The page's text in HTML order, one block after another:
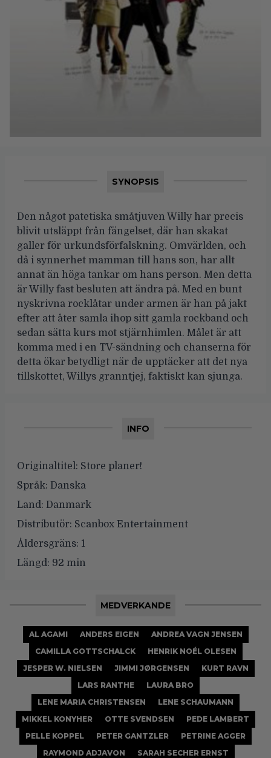
SYNOPSIS
Den något patetiska småtjuven Willy har precis
blivit utsläppt från fängelset, där han skakat
galler för urkundsförfalskning. Omvärlden, och
då i synnerhet mamman till hans son, har allt
annat än höga tankar om hans person. Men detta
är Willy fast besluten att ändra på. Med en bunt
nyskrivna rocklåtar under armen är han på jakt
efter att åter samla ihop sitt gamla rockband och
sedan sätta kurs mot stjärnhimlen. Målet är att
komma med i en TV-sändning och chanserna för
detta ökar betydligt när de upptäcker att det nya
tillskottet, Willys granntjej, faktiskt kan sjunga.
INFO
Originaltitel: Store planer!
Språk: Danska
Land: Danmark
Distributör: Scanbox Entertainment
Åldersgräns: 1
Längd: 92 min
MEDVERKANDE
AL AGAMI ANDERS EIGEN
ANDREA VAGN JENSEN
CAMILLA GOTTSCHALCK
HENRIK NOÉL OLESEN
JESPER W. NIELSEN
JIMMI JØRGENSEN
KURT RAVN
LARS RANTHE
LAURA BRO
LENE MARIA CHRISTENSEN
LENE SCHAUMANN
MIKKEL KONYHER
OTTE SVENDSEN
PEDE LAMBERT
PELLE KOPPEL
PETER GANTZLER
PETRINE AGGER
RAYMOND ADJAVON
SARAH SECHER ERNST